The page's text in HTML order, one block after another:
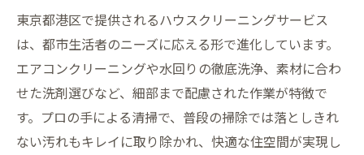
東京都港区で提供されるハウスクリーニングサービス
は、都市生活者のニーズに応える形で進化しています。
エアコンクリーニングや水回りの徹底洗浄、素材に合わ
せた洗剤選びなど、細部まで配慮された作業が特徴で
す。プロの手による清掃で、普段の掃除では落としきれ
ない汚れもキレイに取り除かれ、快適な住空間が実現し